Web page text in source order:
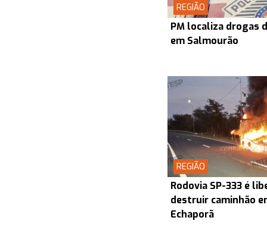
REGIÃO
PM localiza drogas
em Salmourão
REGIÃO
Rodovia SP-333 é
destruir caminhão
Echaporã